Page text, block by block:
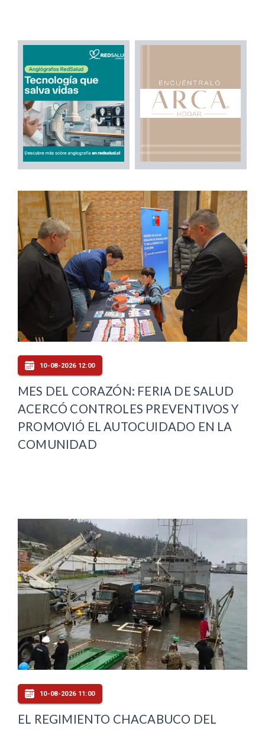
10-08-2026 12:00
MES DEL CORAZÓN: FERIA DE SALUD
ACERCÓ CONTROLES PREVENTIVOS Y
PROMOVIÓ EL AUTOCUIDADO EN LA
COMUNIDAD
10-08-2026 11:00
EL REGIMIENTO CHACABUCO DEL